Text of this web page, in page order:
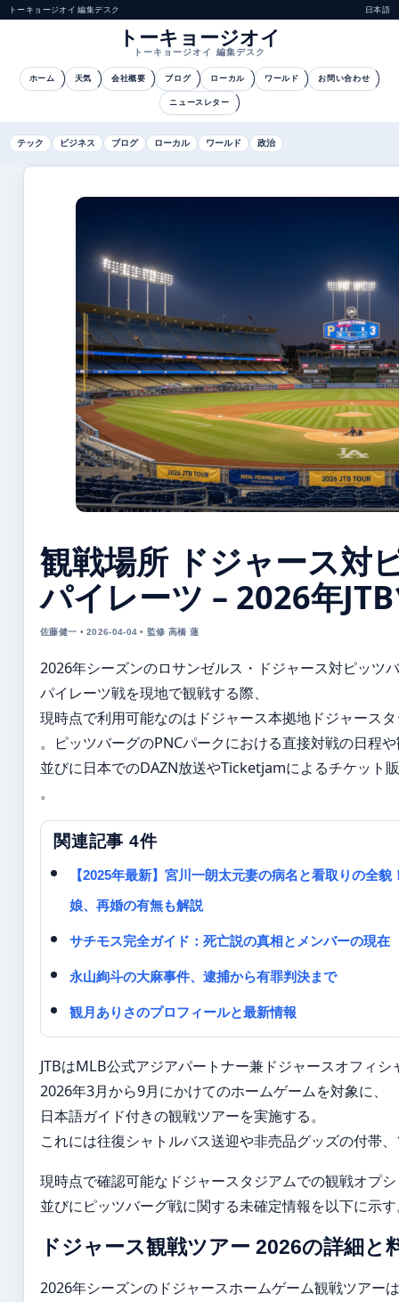
トーキョージオイ 編集デスク 日本語
トーキョージオイ
トーキョージオイ 編集デスク
ホーム 天気 会社概要 ブログ ローカル ワールド お問い合わせ
ニュースレター
テック ビジネス ブログ ローカル ワールド 政治
観戦場所 ドジャース対
パイレーツ – 2026年
佐藤健一 • 2026-04-04 • 監修 高橋 蓮
2026年シーズンのロサンゼルス・ドジャース対ピッツ
パイレーツ戦を現地で観戦する際、
現時点で利用可能なのはドジャース本拠地ドジャース
。ピッツバーグのPNCパークにおける直接対戦の日程
並びに日本でのDAZN放送やTicketjamによるチケット
。
関連記事 4件
【2025年最新】宮川一朗太元妻の病名と看取りの全
娘、再婚の有無も解説
サチモス完全ガイド：死亡説の真相とメンバーの現在
永山絢斗の大麻事件、逮捕から有罪判決まで
観月ありさのプロフィールと最新情報
JTBはMLB公式アジアパートナー兼ドジャースオフィ
2026年3月から9月にかけてのホームゲームを対象に、
日本語ガイド付きの観戦ツアーを実施する。
これには往復シャトルバス送迎や非売品グッズの付帯
現時点で確認可能なドジャースタジアムでの観戦オプ
並びにピッツバーグ戦に関する未確定情報を以下に示
ドジャース観戦ツアー 2026の詳細と
2026年シーズンのドジャースホームゲーム観戦ツアー